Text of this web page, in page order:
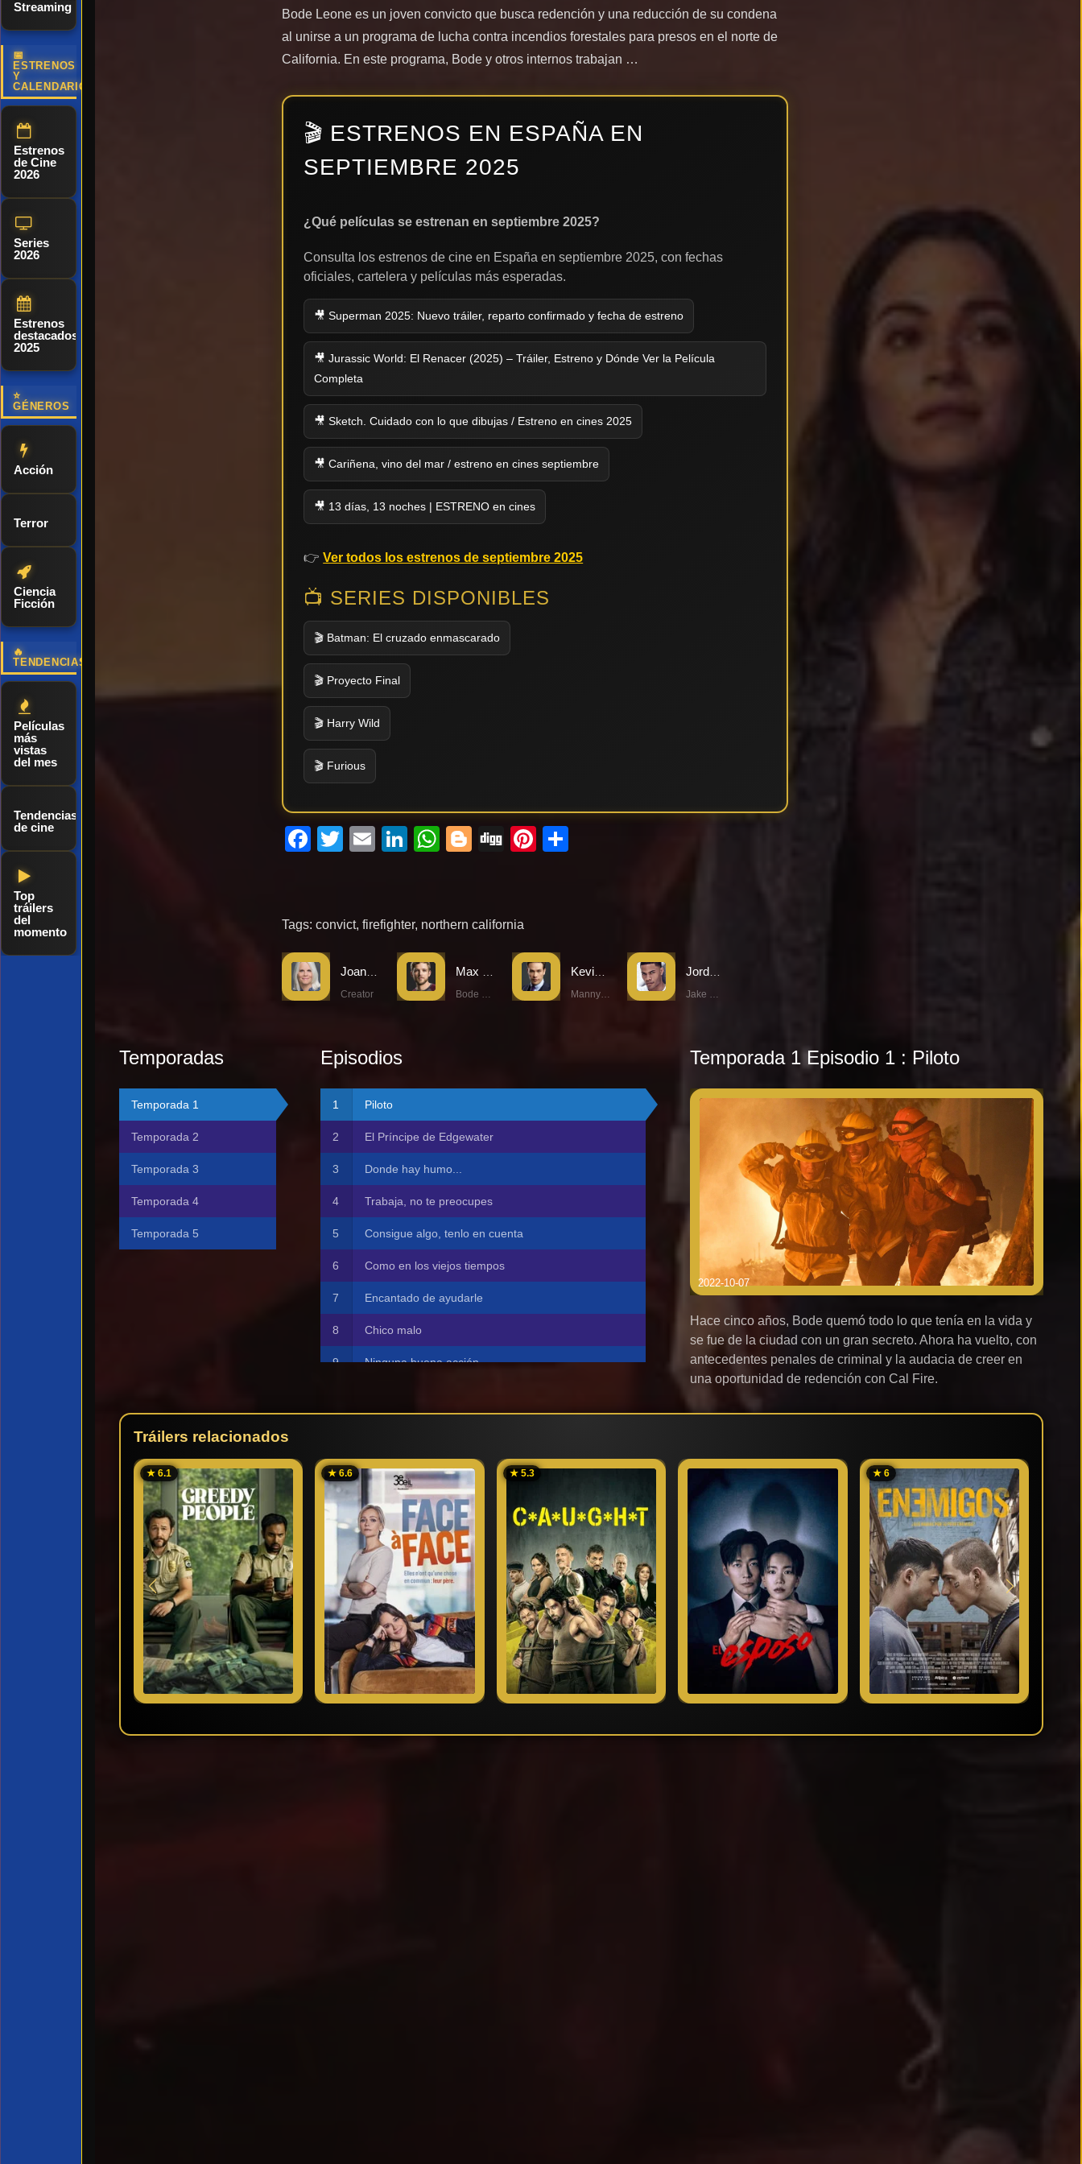
Streaming
📅
ESTRENOS
Y
CALENDARIO
Estrenos
de Cine
2026
Series
2026
Estrenos
destacados
2025
⭐
GÉNEROS
Acción
Terror
Ciencia
Ficción
🔥
TENDENCIAS
Películas
más
vistas
del mes
Tendencias
de cine
Top
tráilers
del
momento
Bode Leone es un joven convicto que busca redención y una reducción de su condena
al unirse a un programa de lucha contra incendios forestales para presos en el norte de
California. En este programa, Bode y otros internos trabajan …
🎬 ESTRENOS EN ESPAÑA EN
SEPTIEMBRE 2025
¿Qué películas se estrenan en septiembre 2025?
Consulta los estrenos de cine en España en septiembre 2025, con fechas
oficiales, cartelera y películas más esperadas.
🎥 Superman 2025: Nuevo tráiler, reparto confirmado y fecha de estreno
🎥 Jurassic World: El Renacer (2025) – Tráiler, Estreno y Dónde Ver la Película
Completa
🎥 Sketch. Cuidado con lo que dibujas / Estreno en cines 2025
🎥 Cariñena, vino del mar / estreno en cines septiembre
🎥 13 días, 13 noches | ESTRENO en cines
👉Ver todos los estrenos de septiembre 2025
📺 SERIES DISPONIBLES
🎬 Batman: El cruzado enmascarado
🎬 Proyecto Final
🎬 Harry Wild
🎬 Furious
Facebook
Twitter
EmailLinkedIn
WhatsApp
Blogger
DiggPinterest
Tags:convict,firefighter, northern california
Creator
Temporadas
Temporada 1
Temporada 2
Temporada 3
Temporada 4
Temporada 5
Episodios
Piloto
El Príncipe de Edgewater
Donde hay humo...
Trabaja, no te preocupes
Consigue algo, tenlo en cuenta
Como en los viejos tiempos
Encantado de ayudarle
Chico malo
Ninguna buena acción
Dos lineas rosas
Tú conoces mejor a tu dragón
Una feria para recordar
Promesas falsas
Mi tipo de líder
Un grito de ayuda
Fuera de los carriles
Cuida tu paso
Temporada 1 Episodio 1 : Piloto
2022-10-07
Hace cinco años, Bode quemó todo lo que tenía en la vida y
se fue de la ciudad con un gran secreto. Ahora ha vuelto, con
antecedentes penales de criminal y la audacia de creer en
una oportunidad de redención con Cal Fire.
Tráilers relacionados
★ 6.1 ★ 6.6 ★ 5.3 ★ 6